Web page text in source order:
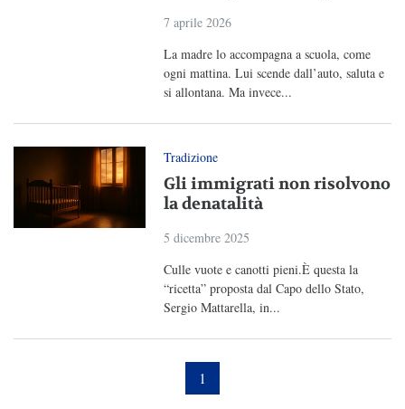
7 aprile 2026
La madre lo accompagna a scuola, come
ogni mattina. Lui scende dall’auto, saluta e
si allontana. Ma invece...
Tradizione
Gli immigrati non risolvono
la denatalità
5 dicembre 2025
Culle vuote e canotti pieni.È questa la
“ricetta” proposta dal Capo dello Stato,
Sergio Mattarella, in...
1